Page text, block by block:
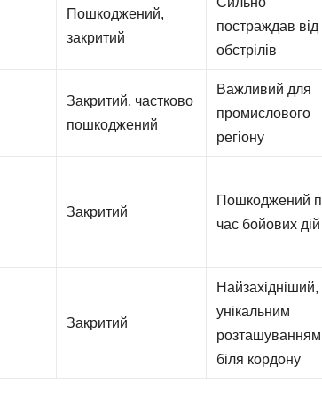
Пошкоджений,
закритий
постраждав від
обстрілів
Закритий, частково
пошкоджений
Важливий для
промислового
регіону
Закритий
Пошкоджений
час бойових дій
Закритий
Найзахідніший,
унікальним
розташуванням
біля кордону